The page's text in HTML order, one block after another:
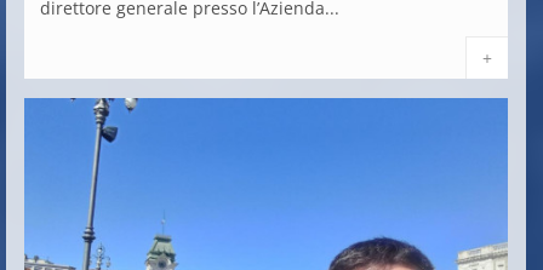
direttore generale presso l’Azienda...
+